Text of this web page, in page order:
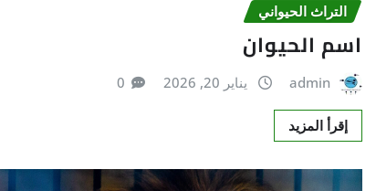
التراث الحیواني
اسم الحيوان
admin يناير 20, 2026 0
إقرأ المزيد